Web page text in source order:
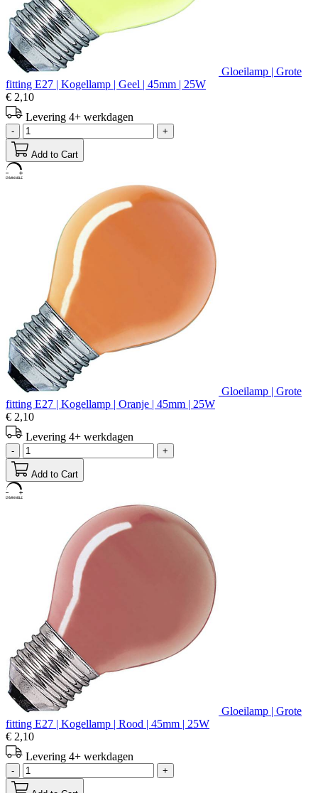
Gloeilamp | Grote
fitting E27 | Kogellamp | Geel | 45mm | 25W
€ 2,10
Levering 4+ werkdagen
- +
Add to Cart
Gloeilamp | Grote
fitting E27 | Kogellamp | Oranje | 45mm | 25W
€ 2,10
Levering 4+ werkdagen
- +
Add to Cart
Gloeilamp | Grote
fitting E27 | Kogellamp | Rood | 45mm | 25W
€ 2,10
Levering 4+ werkdagen
- +